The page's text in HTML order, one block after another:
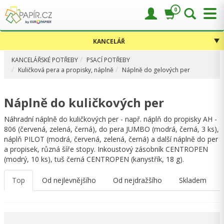
KANCELÁŘ
KANCELÁŘSKÉ POTŘEBY
PSACÍ POTŘEBY
Kuličková pera a propisky, náplně
Náplně do gelových per
Náplně do kuličkových per
Náhradní náplně do kuličkových per - např. náplň do propisky AH -
806 (červená, zelená, černá), do pera JUMBO (modrá, černá, 3 ks),
náplň PILOT (modrá, červená, zelená, černá) a další náplně do per
a propisek, různá šíře stopy. Inkoustový zásobník CENTROPEN
(modrý, 10 ks), tuš černá CENTROPEN (kanystřík, 18 g).
Top Od nejlevnějšího Od nejdražšího Skladem
0